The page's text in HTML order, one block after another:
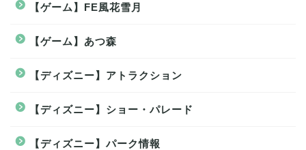
【ゲーム】FE風花雪月
【ゲーム】あつ森
【ディズニー】アトラクション
【ディズニー】ショー・パレード
【ディズニー】パーク情報